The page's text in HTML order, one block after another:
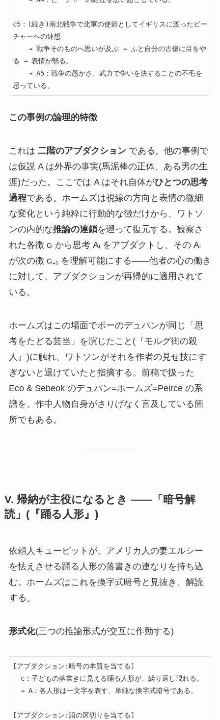
c5：(続き)南北戦争で北軍の使節としてイギリスに渡ったビー
チャーへの連想
る → 表情が翳る。
この事例の論理的特徴
これは 二階のアブダクションである。他の事例で
は仮説 A は外界の事実(馬泥棒の正体、ある男の生
涯)だった。ここでは A はそれ自体がひとつの思考
過程である。ホームズは視線の方向と表情の微細
な変化という純粋に行動的な徴だけから、ワトソ
ンの内的な推論の連鎖を遡って復元する。観察さ
れた各徴 cᵢ から思考 Aᵢ をアブダクトし、その Aᵢ
が次の徴 cᵢ₊₁ を理解可能にする——他者の心の働き
に対して、アブダクションが再帰的に適用されて
いる。
ホームズはこの場面でポーのデュパンが同じ「思
考をたどる芸当」を演じたこと(『モルグ街の殺
人』)に触れ、ワトソンがそれを作者の見せ技にす
ぎないと退けていたと指摘する。前稿で扱った
Eco & Sebeok のデュパン=ホームズ=Peirce の系
譜を、作中人物自身がさりげなく言及している箇
所でもある。
V. 帰納が主役になるとき ——「暗号解
読」(『踊る人形』)
依頼人キュービットが、アメリカ人の妻エルシー
を怯えさせる踊る人形の落書きの連なりを持ち込
む。ホームズはこれを換字式暗号と見抜き、解読
する。
形式化(三つの推論形式が交互に作動する)
[アブダクション:暗号の本質を当てる]
[アブダクション:語の区切りを当てる]